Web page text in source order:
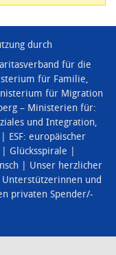
durch
für die
für Familie,
für Migration
– Ministerien für:
und Integration,
ESF: europäischer
Glücksspirale
Unser herzlicher
und
privaten Spender/-